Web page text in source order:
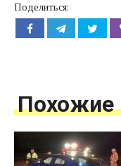
Поделиться:
Похожие